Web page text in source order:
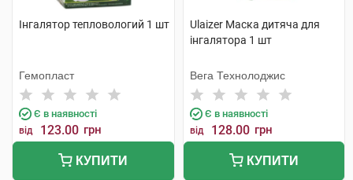
Інгалятор тепловологий 1 шт
Гемопласт
Є в наявності
від 123.00 грн
КУПИТИ
Ulaizer Маска дитяча для
інгалятора 1 шт
Вега Технолоджис
Є в наявності
від 128.00 грн
КУПИТИ